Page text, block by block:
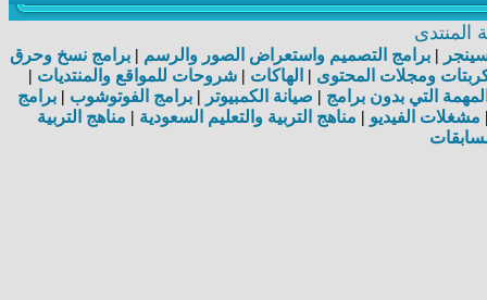
المنتدى
|برامج التصميم واستعراض الصور والرسم |برامج نسخ وحرق
ومجلات المحتوى | الهاكات |شروحات للمواقع والمنتديات |
التي بدون برامج | صيانة الكمبيوتر |برامج الفوتوشوب |برامج
مشغلات الفيديو | مناهج التربية والتعليم السعودية | مناهج التربية